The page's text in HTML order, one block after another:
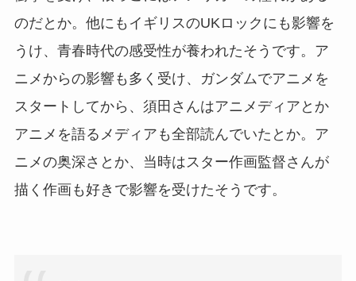
のだとか。他にもイギリスのUKロックにも影響を
うけ、青春時代の感受性が養われたそうです。ア
ニメからの影響も多く受け、ガンダムでアニメを
スタートしてから、須田さんはアニメディアとか
アニメを語るメディアも全部読んでいたとか。ア
ニメの奥深さとか、当時はスター作画監督さんが
描く作画も好きで影響を受けたそうです。